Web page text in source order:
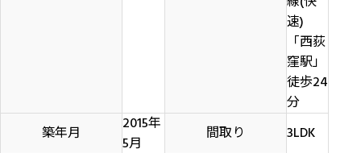
速)
「西荻
窪駅」
徒歩24
分
築年月
2015年
5月
間取り 3LDK